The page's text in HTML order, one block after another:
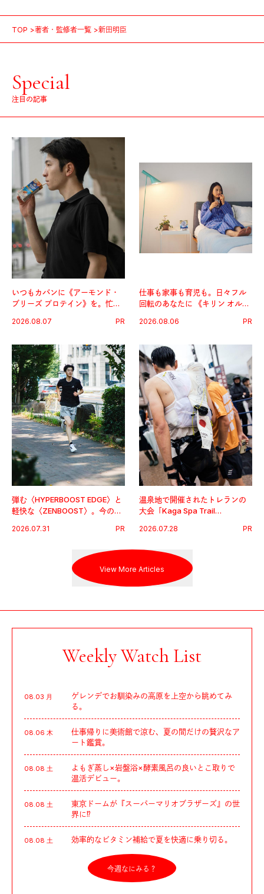
TOP 著者・監修者一覧 新田明臣
Special
注目の記事
いつもカバンに《アーモンド・
ブリーズ プロテイン》を。忙し
グ習慣。
2026.08.07 PR
仕事も家事も育児も。日々フル
回転のあなたに 《キリン オルニ
2026.08.06 PR
弾む〈HYPERBOOST EDGE〉と
軽快な〈ZENBOOST〉。今の時
出した新機軸。
2026.07.31 PR
温泉地で開催されたトレランの
大会「Kaga Spa Trail
戦を夢見るランナーたちの奮闘
2026.07.28 PR
View More Articles
Weekly Watch List
08.03 月
ゲレンデでお馴染みの高原を上空から眺めてみ
る。
08.06 木
仕事帰りに美術館で涼む、夏の間だけの贅沢なア
ート鑑賞。
08.08 土
よもぎ蒸し×岩盤浴×酵素風呂の良いとこ取りで
温活デビュー。
08.08 土
東京ドームが『スーパーマリオブラザーズ』の世
界に⁉︎
08.08 土 効率的なビタミン補給で夏を快適に乗り切る。
今週なにみる？